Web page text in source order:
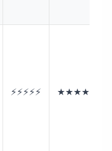
⚡⚡⚡⚡⚡ ★★★★☆